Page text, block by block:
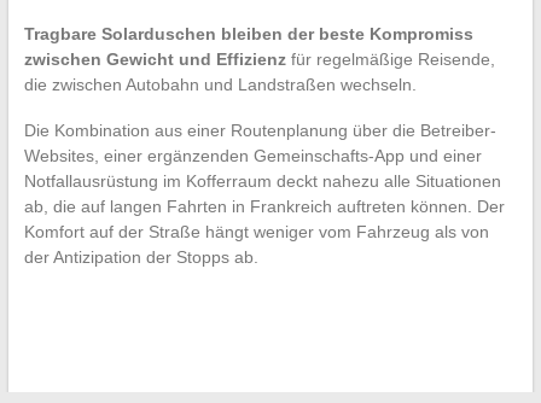
Tragbare Solarduschen bleiben der beste Kompromiss
zwischen Gewicht und Effizienzfür regelmäßige Reisende,
die zwischen Autobahn und Landstraßen wechseln.
Die Kombination aus einer Routenplanung über die Betreiber-
Websites, einer ergänzenden Gemeinschafts-App und einer
Notfallausrüstung im Kofferraum deckt nahezu alle Situationen
ab, die auf langen Fahrten in Frankreich auftreten können. Der
Komfort auf der Straße hängt weniger vom Fahrzeug als von
der Antizipation der Stopps ab.